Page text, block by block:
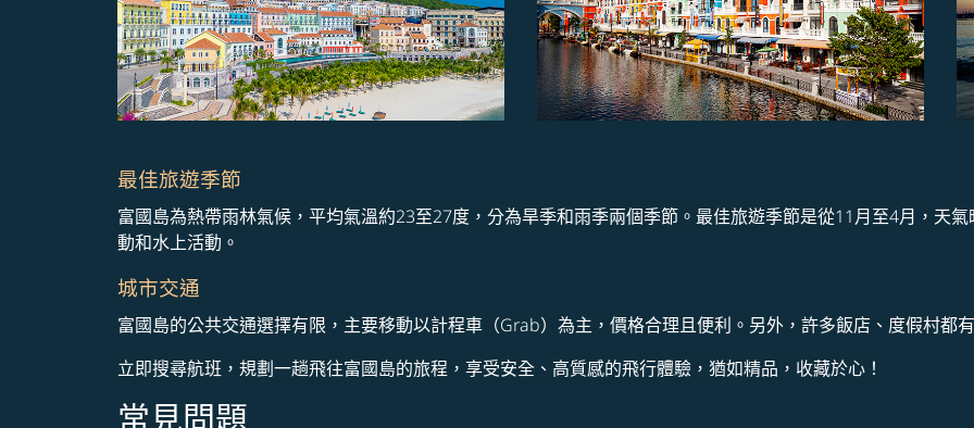
最佳旅遊季節
富國島為熱帶雨林氣候，平均氣溫約23至27度，分為旱季和雨季兩個季節。最佳旅遊季節是從11月至4月，天
動和水上活動。
城市交通
富國島的公共交通選擇有限，主要移動以計程車（Grab）為主，價格合理且便利。另外，許多飯店、度假村都
立即搜尋航班，規劃一趟飛往富國島的旅程，享受安全、高質感的飛行體驗，猶如精品，收藏於心！
常見問題